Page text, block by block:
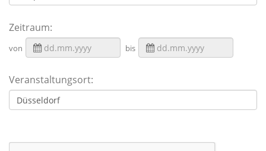
Zeitraum:
von bis
Veranstaltungsort: